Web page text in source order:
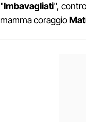
"Imbavagliati",
mamma coraggio